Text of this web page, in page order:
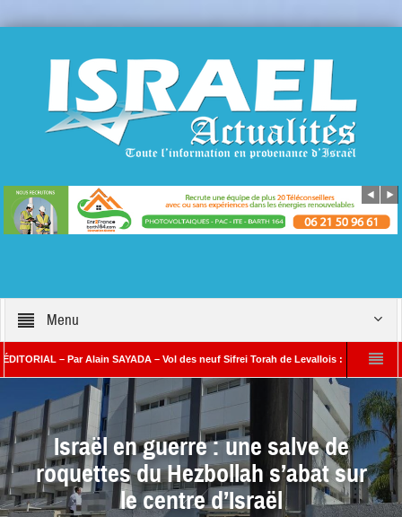
Menu
– Par Alain SAYADA – Vol des neuf Sifrei Torah de Levallois : jusqu’à quand le
Benjamin Netanyahou à l’Iran : « Si vous nous attaquez, notre
Israël en guerre : une salve de
roquettes du Hezbollah s’abat sur
le centre d’Israël